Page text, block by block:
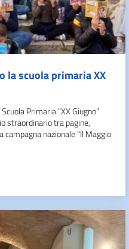
la scuola primaria XX
Primaria “XX Giugno”
straordinario tra pagine,
nazionale “Il Maggio